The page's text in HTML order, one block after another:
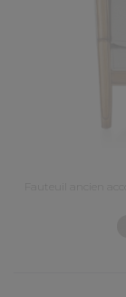
Fauteuil ancien